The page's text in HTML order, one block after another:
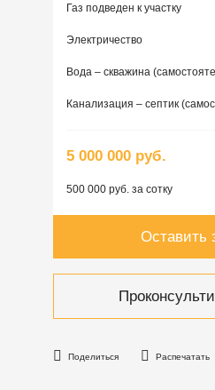
Поделиться Распечатать
Газ подведен к участку
Электричество
Вода – скважина
Канализация – септик
5 000 000 руб.
500 000 руб. за сотку
Оставить